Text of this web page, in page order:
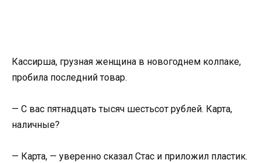
Кассирша, грузная женщина в новогоднем колпаке,
пробила последний товар.
— С вас пятнадцать тысяч шестьсот рублей. Карта,
наличные?
— Карта, — уверенно сказал Стас и приложил пластик.